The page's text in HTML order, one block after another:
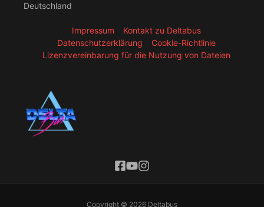
Deutschland
Impressum
Kontakt zu Deltabus
Datenschutzerklärung
Cookie-Richtlinie
Lizenzvereinbarung für die Nutzung von Dateien
Copyright © 2026 Deltabus